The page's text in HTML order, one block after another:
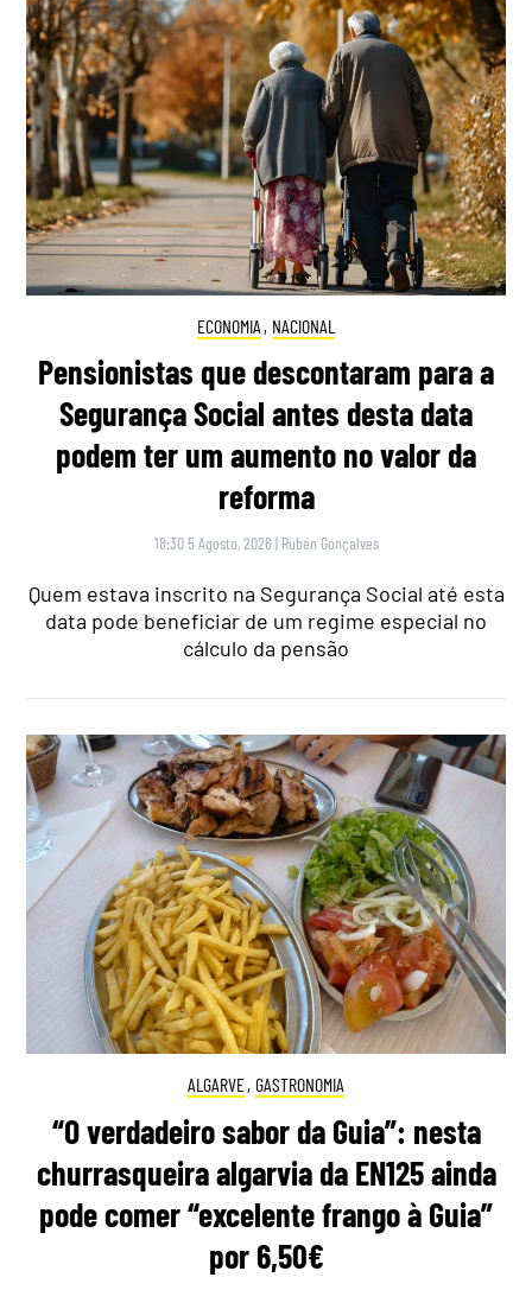
ECONOMIA , NACIONAL
Pensionistas que descontaram para a
Segurança Social antes desta data
podem ter um aumento no valor da
reforma
18:30 5 Agosto, 2026 | Rubén Gonçalves
Quem estava inscrito na Segurança Social até esta
data pode beneficiar de um regime especial no
cálculo da pensão
ALGARVE, GASTRONOMIA
“O verdadeiro sabor da Guia”: nesta
churrasqueira algarvia da EN125 ainda
pode comer “excelente frango à Guia”
por 6,50€